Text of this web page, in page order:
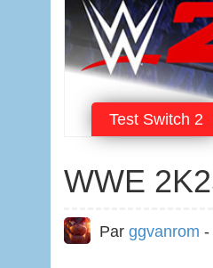
Test Switch 2
WWE
Par ggvanrom -